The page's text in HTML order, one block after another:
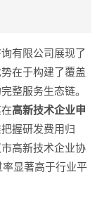
有限公司展现了
在于构建了覆盖
整服务生态链。
高新技术企业申
握研发费用归
高新技术企业协
显著高于行业平